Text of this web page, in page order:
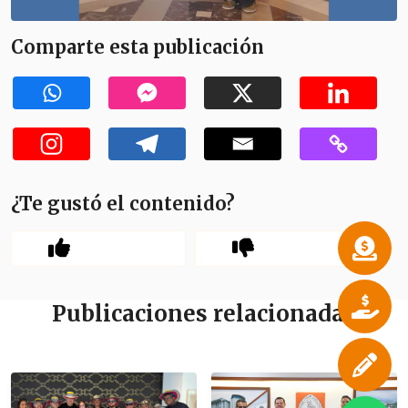
Comparte esta publicación
¿Te gustó el contenido?
Publicaciones relacionadas